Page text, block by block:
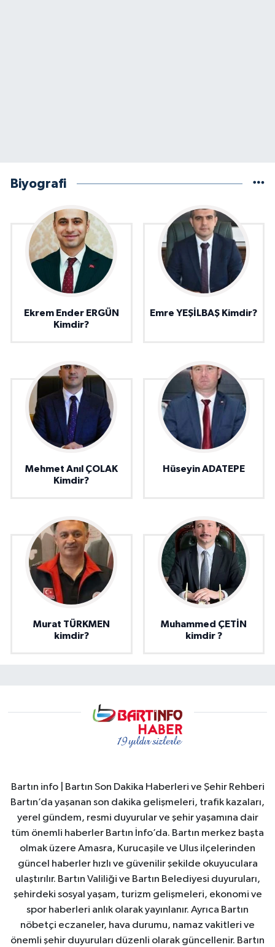
Biyografi
Ekrem Ender ERGÜN
Kimdir?
Emre YEŞİLBAŞ Kimdir?
Mehmet Anıl ÇOLAK
Kimdir?
Hüseyin ADATEPE
Murat TÜRKMEN
kimdir?
Muhammed ÇETİN
kimdir ?
Bartın info | Bartın Son Dakika Haberleri ve Şehir Rehberi
Bartın’da yaşanan son dakika gelişmeleri, trafik kazaları,
yerel gündem, resmi duyurular ve şehir yaşamına dair
tüm önemli haberler Bartın İnfo’da. Bartın merkez başta
olmak üzere Amasra, Kurucaşile ve Ulus ilçelerinden
güncel haberler hızlı ve güvenilir şekilde okuyuculara
ulaştırılır. Bartın Valiliği ve Bartın Belediyesi duyuruları,
şehirdeki sosyal yaşam, turizm gelişmeleri, ekonomi ve
spor haberleri anlık olarak yayınlanır. Ayrıca Bartın
nöbetçi eczaneler, hava durumu, namaz vakitleri ve
önemli şehir duyuruları düzenli olarak güncellenir. Bartın